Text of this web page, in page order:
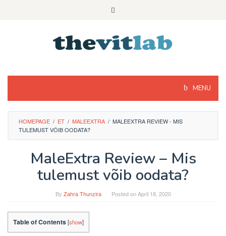
MENU
HOMEPAGE / ET / MALEEXTRA / MALEEXTRA REVIEW - MIS
TULEMUST VÕIB OODATA?
MaleExtra Review – Mis
tulemust võib oodata?
By Zahra Thunzira Posted onApril 18, 2020
Table of Contents[show]